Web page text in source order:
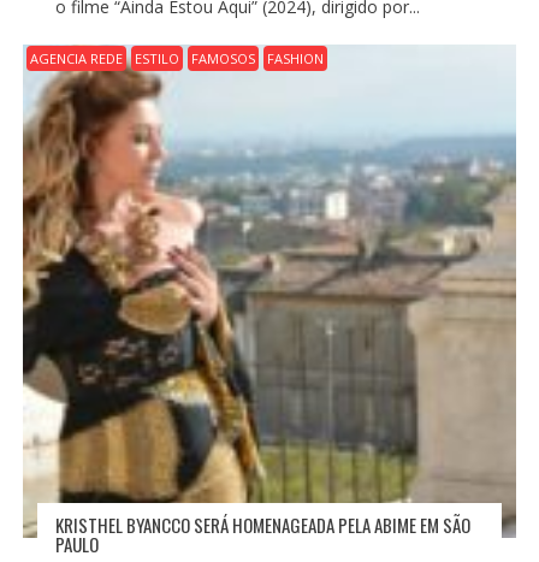
o filme “Ainda Estou Aqui” (2024), dirigido por...
AGENCIA REDE ESTILO FAMOSOS FASHION
KRISTHEL BYANCCO SERÁ HOMENAGEADA PELA ABIME EM SÃO
PAULO